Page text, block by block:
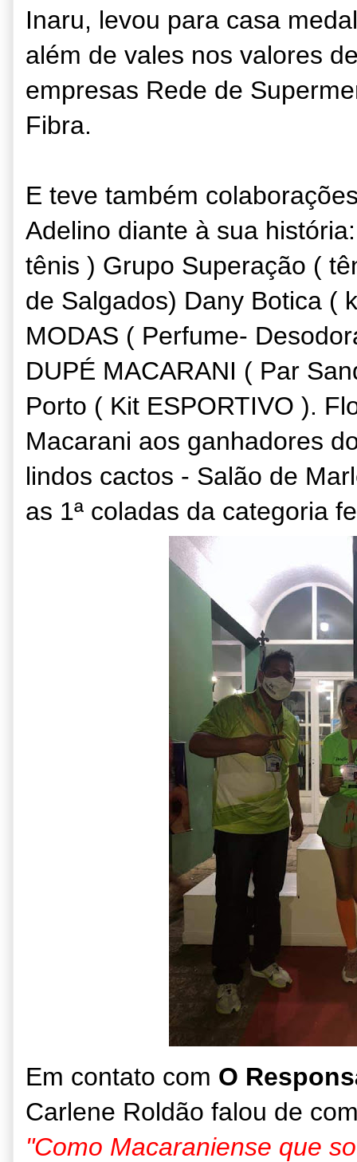
Inaru, levou para casa
além de vales nos valores
empresas Rede de
Fibra.
E teve também
Adelino diante à sua
tênis ) Grupo Superação (
de Salgados) Dany Botica (
MODAS ( Perfume-
DUPÉ MACARANI ( Par
Porto ( Kit ESPORTIVO ).
Macarani aos ganhadores
lindos cactos - Salão de
as 1ª coladas da categoria
Em contato com O
Carlene Roldão falou de
"Como Macaraniense que